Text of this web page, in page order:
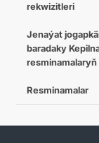
rekwizitleri
Jenaýat
baradaky
resminamalaryň
Resminamalar